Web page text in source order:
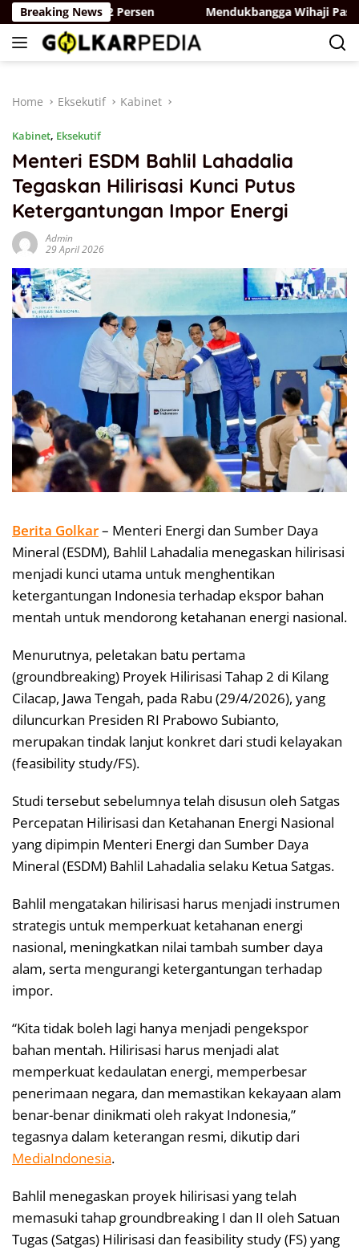
Skip
to
content
Breaking News
Terjual 42 Persen Mendukbangga Wihaji Pastikan
Home Eksekutif Kabinet
Kabinet, Eksekutif
Menteri ESDM Bahlil Lahadalia
Tegaskan Hilirisasi Kunci Putus
Ketergantungan Impor Energi
Admin
29 April 2026
Berita Golkar– Menteri Energi dan Sumber Daya
Mineral (ESDM), Bahlil Lahadalia menegaskan hilirisasi
menjadi kunci utama untuk menghentikan
ketergantungan Indonesia terhadap ekspor bahan
mentah untuk mendorong ketahanan energi nasional.
Menurutnya, peletakan batu pertama
(groundbreaking) Proyek Hilirisasi Tahap 2 di Kilang
Cilacap, Jawa Tengah, pada Rabu (29/4/2026), yang
diluncurkan Presiden RI Prabowo Subianto,
merupakan tindak lanjut konkret dari studi kelayakan
(feasibility study/FS).
Studi tersebut sebelumnya telah disusun oleh Satgas
Percepatan Hilirisasi dan Ketahanan Energi Nasional
yang dipimpin Menteri Energi dan Sumber Daya
Mineral (ESDM) Bahlil Lahadalia selaku Ketua Satgas.
Bahlil mengatakan hilirisasi harus menjadi instrumen
strategis untuk memperkuat ketahanan energi
nasional, meningkatkan nilai tambah sumber daya
alam, serta mengurangi ketergantungan terhadap
impor.
“Kita tidak boleh lagi hanya menjadi pengekspor
bahan mentah. Hilirisasi harus menjadi alat
memperkuat kedaulatan energi, memperbesar
penerimaan negara, dan memastikan kekayaan alam
benar-benar dinikmati oleh rakyat Indonesia,”
tegasnya dalam keterangan resmi, dikutip dari
MediaIndonesia.
Bahlil menegaskan proyek hilirisasi yang telah
memasuki tahap groundbreaking I dan II oleh Satuan
Tugas (Satgas) Hilirisasi dan feasibility study (FS) yang